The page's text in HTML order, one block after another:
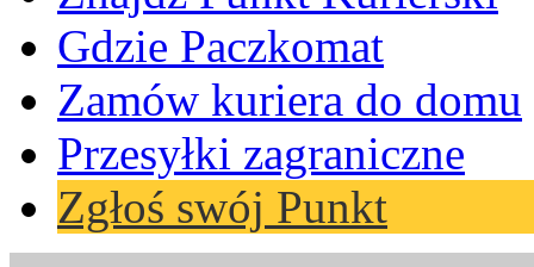
Gdzie Paczkomat
Zamów kuriera do domu
Przesyłki zagraniczne
Zgłoś swój Punkt